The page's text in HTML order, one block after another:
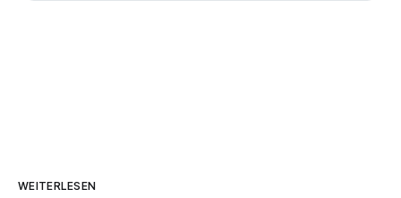
WEITERLESEN